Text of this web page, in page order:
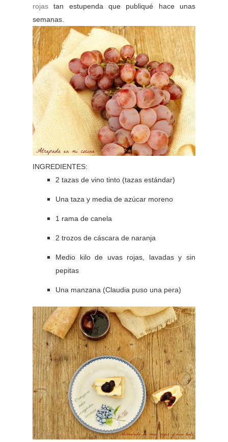
rojas tan estupenda que publiqué hace unas
semanas.
INGREDIENTES:
2 tazas de vino tinto (tazas estándar)
Una taza y media de azúcar moreno
1 rama de canela
2 trozos de cáscara de naranja
Medio kilo de uvas rojas, lavadas y sin
pepitas
Una manzana (Claudia puso una pera)